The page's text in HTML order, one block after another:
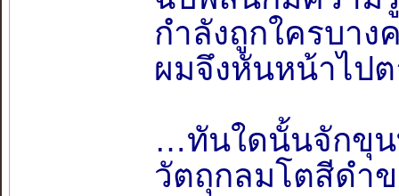
กำลังถูกใครบาง
ผมจึงหันหน้าไป
…ทันใดนั้นจักขุน
วัตถุกลมโตสีดำ